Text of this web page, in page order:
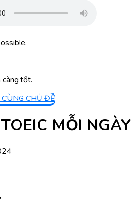
càng tốt.
CÙNG CHỦ ĐỀ
MỖI NGÀY